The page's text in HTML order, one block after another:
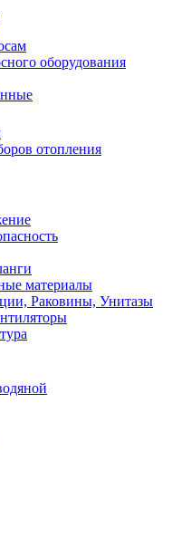
оборудования
отопления
материалы
Раковины, Унитазы